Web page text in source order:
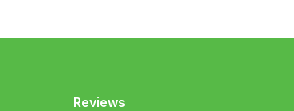
Reviews